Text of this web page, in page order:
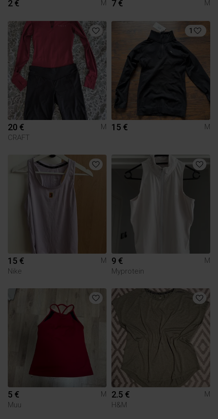
2 € M 7 € M
20 €
M
CRAFT
1
15 € M
15 €
M
Nike
9 €
M
Myprotein
5 €
M
Muu
2.5 €
M
H&M